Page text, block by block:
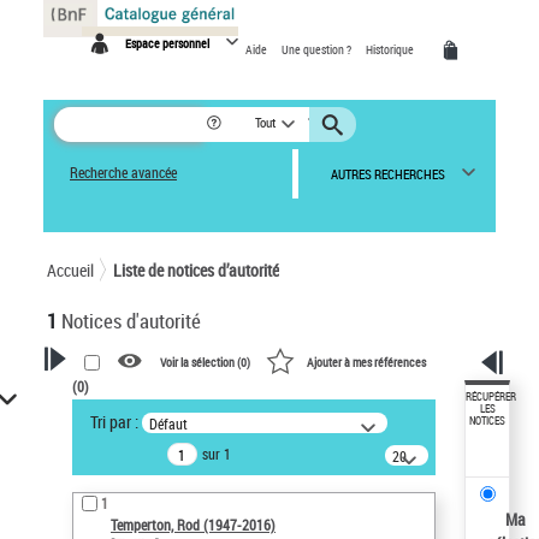
Espace personnel Aide Une question ? Historique
Tout
Recherche avancée AUTRES RECHERCHES
Accueil Liste de notices d’autorité
1 Notices d'autorité
VOTRE RECHERCHE
Recherche avancée dans les
notices d’autorité
Œuvres liées à l'auteur :
Temperton, Rod (1947-2016)
Voir la sélection (0) Ajouter à mes références
(0)
Tri par : Défaut
sur 1
20
résultats/page
1
Temperton, Rod (1947-2016)
RÉCUPÉRER
LES
NOTICES
Ma
Panneau de gestion des cookies